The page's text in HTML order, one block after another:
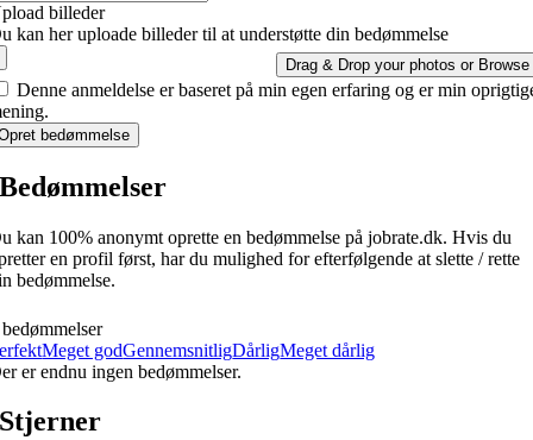
billeder
kan her uploade billeder til at understøtte din bedømmelse
Drag & Drop your photos or Browse
Denne anmeldelse er baseret på min egen erfaring og er min
bedømmelse
Bedømmelser
kan 100% anonymt oprette en bedømmelse på jobrate.dk. Hvis du
en profil først, har du mulighed for efterfølgende at slette / rette
bedømmelse.
Meget godGennemsnitligDårligMeget dårlig
er endnu ingen bedømmelser.
Stjerner